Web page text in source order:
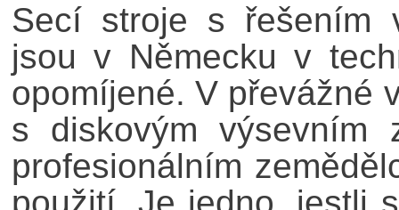
Secí stroje s řešením
jsou v Německu v
opomíjené. V převážné
s diskovým výsevním
profesionálním